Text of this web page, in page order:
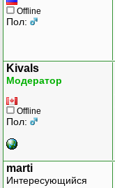
Offline
Пол:
Kivals
Модератор
Offline
Пол:
marti
Интересующийся